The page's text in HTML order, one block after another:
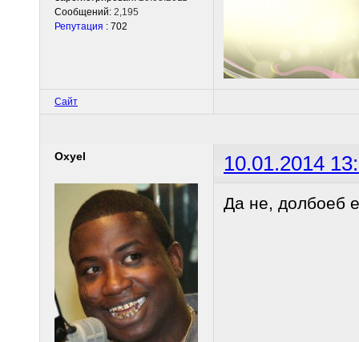
Сообщений: 2,195
Репутация : 702
Сайт
Oxyel 10.01.2014
Да не, долбоеб